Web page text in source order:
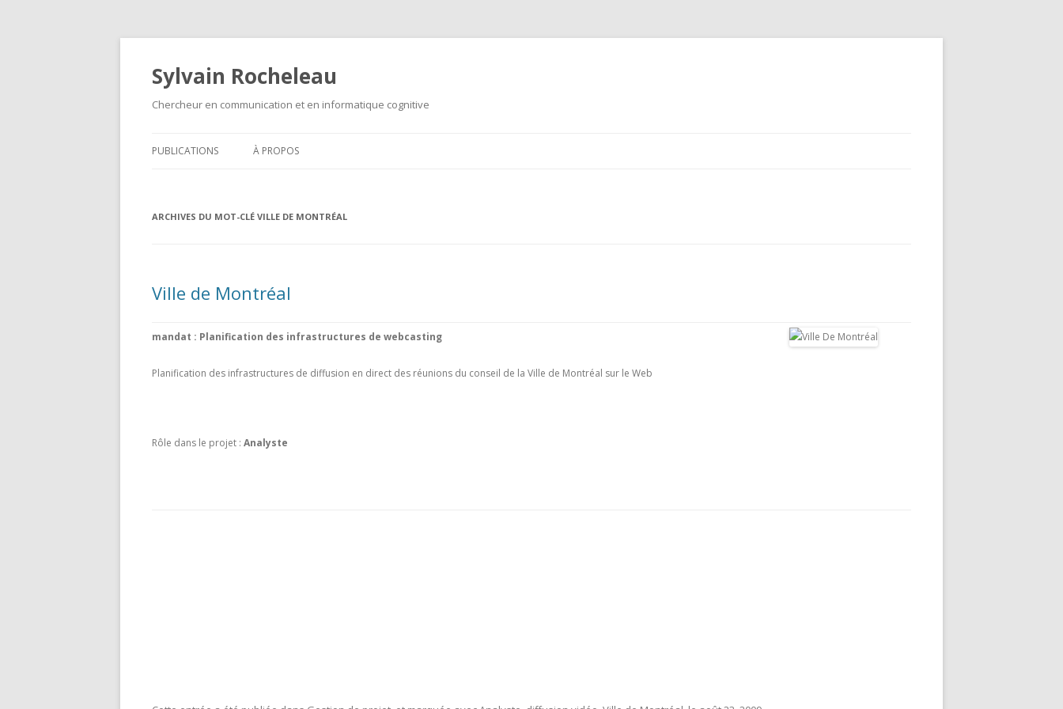
Sylvain Rocheleau
Chercheur en communication et en informatique cognitive
PUBLICATIONS À PROPOS
ARCHIVES DU MOT-CLÉ VILLE DE MONTRÉAL
Ville de Montréal
mandat : Planification des infrastructures de webcasting
Planification des infrastructures de diffusion en direct des réunions du conseil de la Ville de Montréal sur le Web
Rôle dans le projet : Analyste